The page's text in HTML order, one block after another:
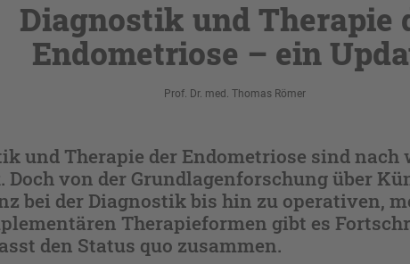
Diagnostik und Therapie
Endometriose – ein
Prof. Dr. med. Thomas Römer
und Therapie der Endometriose sind nach
Doch von der Grundlagenforschung über
bei der Diagnostik bis hin zu operativen,
Therapieformen gibt es
den Status quo zusammen.